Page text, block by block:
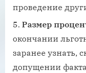
проведение
Размер
окончании
заранее узнать,
допущении